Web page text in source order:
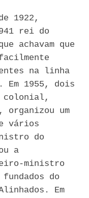
1922,
rei do
achavam que
na linha
Em 1955, dois
colonial,
organizou um
vários
do
a
ministro
do
Em